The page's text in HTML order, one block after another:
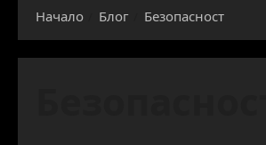
Начало Блог Безопасност